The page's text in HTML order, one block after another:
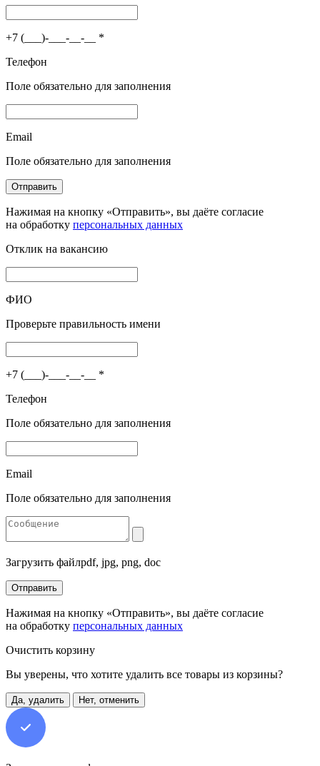
+7 (___)-___-__-__ *
Телефон
Поле обязательно для заполнения
Email
Поле обязательно для заполнения
Отправить
Нажимая на кнопку «Отправить», вы даёте согласие
на обработку персональных данных
Отклик на вакансию
ФИО
Проверьте правильность имени
+7 (___)-___-__-__ *
Телефон
Поле обязательно для заполнения
Email
Поле обязательно для заполнения
Загрузить файлpdf, jpg, png, doc
Отправить
Нажимая на кнопку «Отправить», вы даёте согласие
на обработку персональных данных
Очистить корзину
Вы уверены, что хотите удалить все товары из корзины?
Да, удалить Нет, отменить